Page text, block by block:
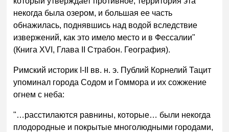
некогда была озером, и большая ее часть
обнажилась, поднявшись над водой вследствие
извержений, как это имело место и в Фессалии"
(Книга XVI, Глава II Страбон. География).
Римский историк I-II вв. н. э. Публий Корнелий Тацит
упоминал города Содом и Гоммора и их сожжение
огнем с неба:
"…расстилаются равнины, которые… были некогда
плодородные и покрытые многолюдными городами,